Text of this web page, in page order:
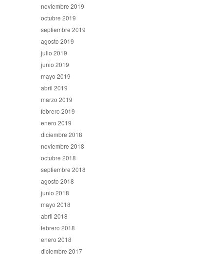
noviembre 2019
octubre 2019
septiembre 2019
agosto 2019
julio 2019
junio 2019
mayo 2019
abril 2019
marzo 2019
febrero 2019
enero 2019
diciembre 2018
noviembre 2018
octubre 2018
septiembre 2018
agosto 2018
junio 2018
mayo 2018
abril 2018
febrero 2018
enero 2018
diciembre 2017